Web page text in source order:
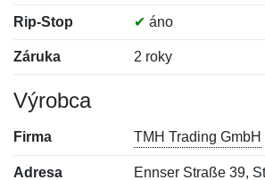
Rip-Stop ✔ áno
Záruka 2 roky
Výrobca
Firma TMH Trading GmbH
Adresa Ennser Straße 39,